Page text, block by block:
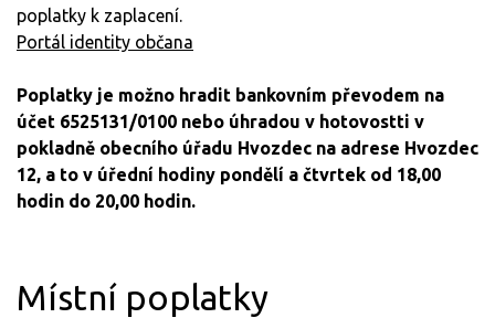
poplatky k zaplacení.
Portál identity občana
Poplatky je možno hradit bankovním převodem na
účet 6525131/0100 nebo úhradou v hotovostti v
pokladně obecního úřadu Hvozdec na adrese Hvozdec
12, a to v úřední hodiny pondělí a čtvrtek od 18,00
hodin do 20,00 hodin.
Místní poplatky